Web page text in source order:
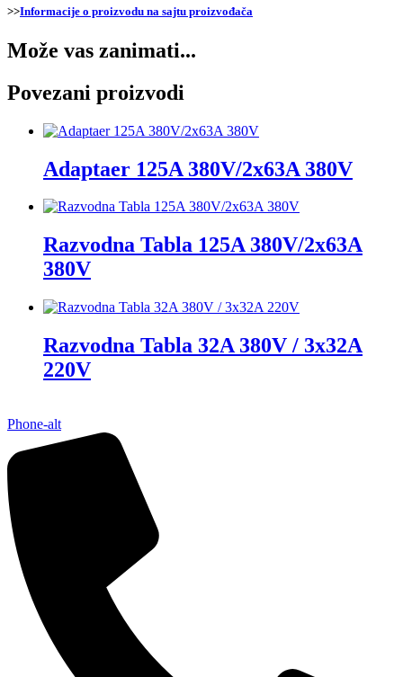
>>Informacije o proizvodu na sajtu proizvođača
Može vas zanimati...
Povezani proizvodi
Adaptaer 125A 380V/2x63A 380V
Razvodna Tabla 125A 380V/2x63A
380V
Razvodna Tabla 32A 380V / 3x32A
220V
Phone-alt